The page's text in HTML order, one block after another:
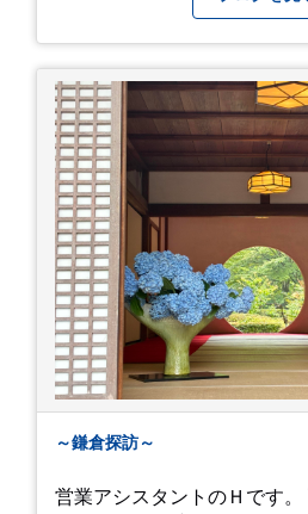
～鎌倉探訪～
営業アシスタントのＨです